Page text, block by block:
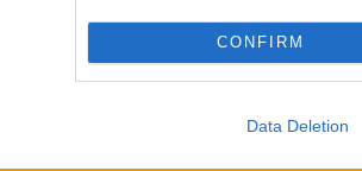
CONFIRM
Data Deletion